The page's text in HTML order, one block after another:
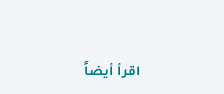
اقرأ أيضاً